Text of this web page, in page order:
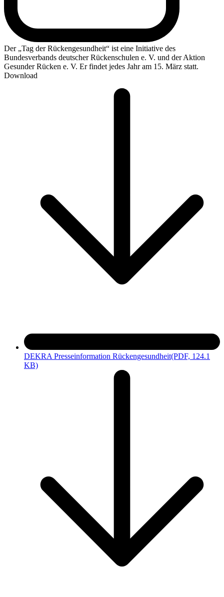
Der „Tag der Rückengesundheit“ ist eine Initiative des
Bundesverbands deutscher Rückenschulen e. V. und der Aktion
Gesunder Rücken e. V. Er findet jedes Jahr am 15. März statt.
Download
DEKRA Presseinformation Rückengesundheit(PDF, 124.1
KB)